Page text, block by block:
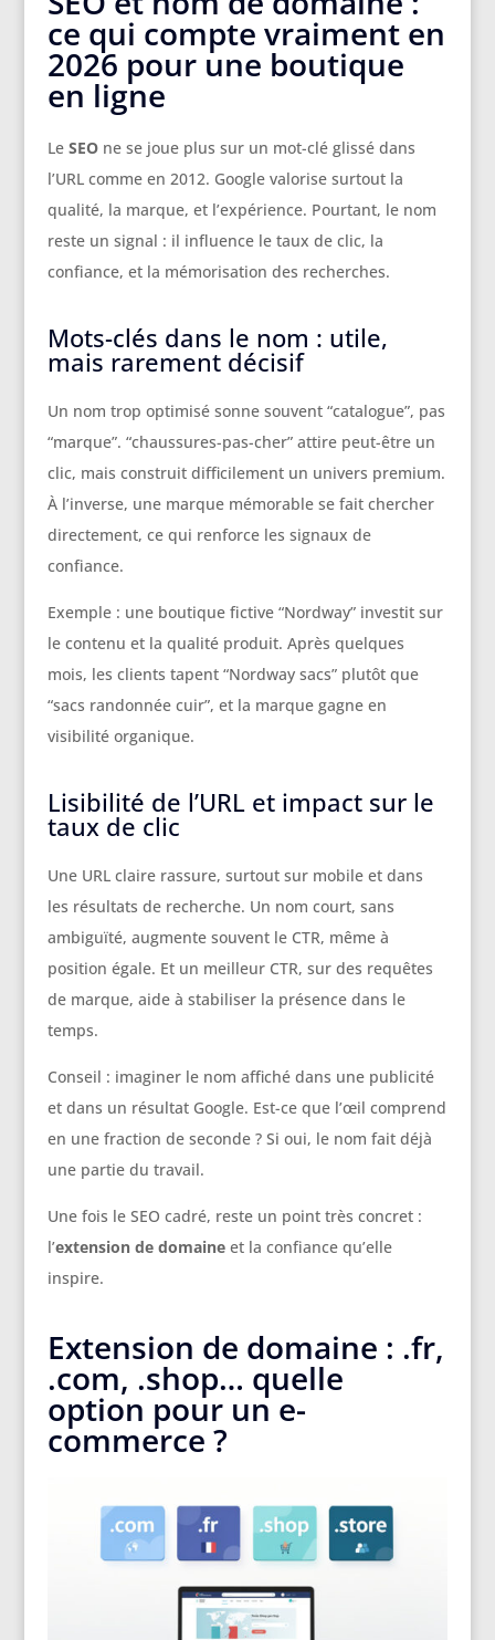
ce qui compte vraiment en
2026 pour une boutique
en ligne
Le SEOne se joue plus sur un mot-clé glissé dans
l’URL comme en 2012. Google valorise surtout la
qualité, la marque, et l’expérience. Pourtant, le nom
reste un signal : il influence le taux de clic, la
confiance, et la mémorisation des recherches.
Mots-clés dans le nom : utile,
mais rarement décisif
Un nom trop optimisé sonne souvent “catalogue”, pas
“marque”. “chaussures-pas-cher” attire peut-être un
clic, mais construit difficilement un univers premium.
À l’inverse, une marque mémorable se fait chercher
directement, ce qui renforce les signaux de
confiance.
Exemple : une boutique fictive “Nordway” investit sur
le contenu et la qualité produit. Après quelques
mois, les clients tapent “Nordway sacs” plutôt que
“sacs randonnée cuir”, et la marque gagne en
visibilité organique.
Lisibilité de l’URL et impact sur le
taux de clic
Une URL claire rassure, surtout sur mobile et dans
les résultats de recherche. Un nom court, sans
ambiguïté, augmente souvent le CTR, même à
position égale. Et un meilleur CTR, sur des requêtes
de marque, aide à stabiliser la présence dans le
temps.
Conseil : imaginer le nom affiché dans une publicité
et dans un résultat Google. Est-ce que l’œil comprend
en une fraction de seconde ? Si oui, le nom fait déjà
une partie du travail.
Une fois le SEO cadré, reste un point très concret :
l’extension de domaineet la confiance qu’elle
inspire.
Extension de domaine : .fr,
.com, .shop… quelle
option pour un e-
commerce ?